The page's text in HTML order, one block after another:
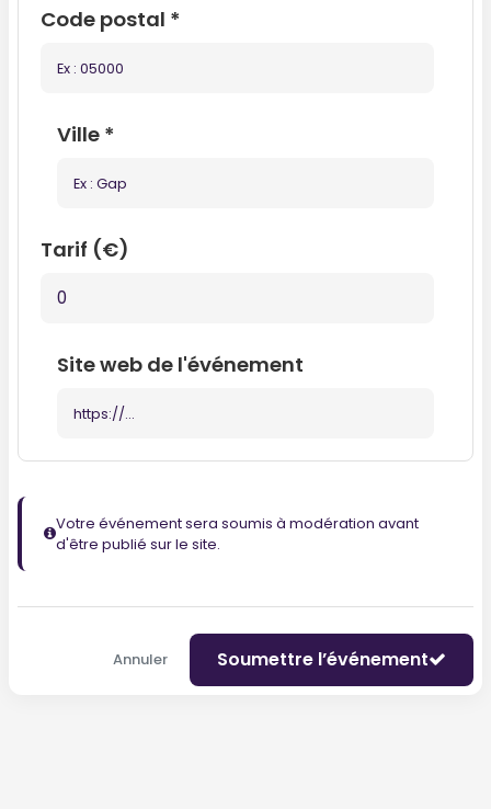
Code postal *
Ville *
Tarif (€)
Site web de l'événement
Votre événement sera soumis à modération avant
d'être publié sur le site.
Annuler Soumettre l’événement